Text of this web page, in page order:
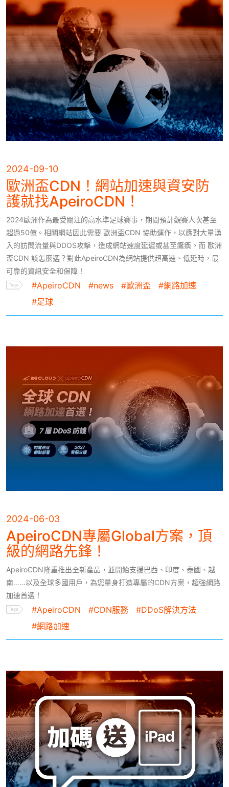
2024-09-10
歐洲盃CDN！網站加速與資安防
護就找ApeiroCDN！
2024歐洲作為最受關注的高水準足球賽事，期間預計觀賽人次甚至
超過50億。相關網站因此需要 歐洲盃CDN 協助運作，以應對大量湧
入的訪問流量與DDOS攻擊，造成網站速度延遲或甚至癱瘓。而 歐洲
盃CDN 該怎麼選？對此ApeiroCDN為網站提供超高速、低延時，最
可靠的資訊安全和保障！
#ApeiroCDN #news #歐洲盃
#網路加速
#足球
2024-06-03
ApeiroCDN專屬Global方案，頂
級的網路先鋒！
ApeiroCDN隆重推出全新產品，並開始支援巴西、印度、泰國、越
南……以及全球多國用戶，為您量身打造專屬的CDN方案，超強網路
加速首選！
#ApeiroCDN #CDN服務
#DDoS解決方法
#網路加速